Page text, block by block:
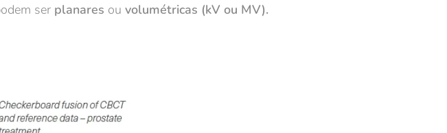
ser planares ou volumétricas (kV ou MV).